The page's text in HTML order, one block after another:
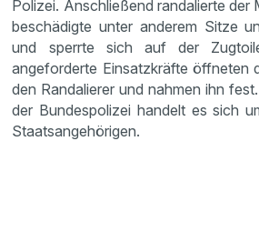
Polizei. Anschließend randalierte der
beschädigte unter anderem Sitze
und sperrte sich auf der
angeforderte Einsatzkräfte öffneten
den Randalierer und nahmen ihn
der Bundespolizei handelt es sich
Staatsangehörigen.